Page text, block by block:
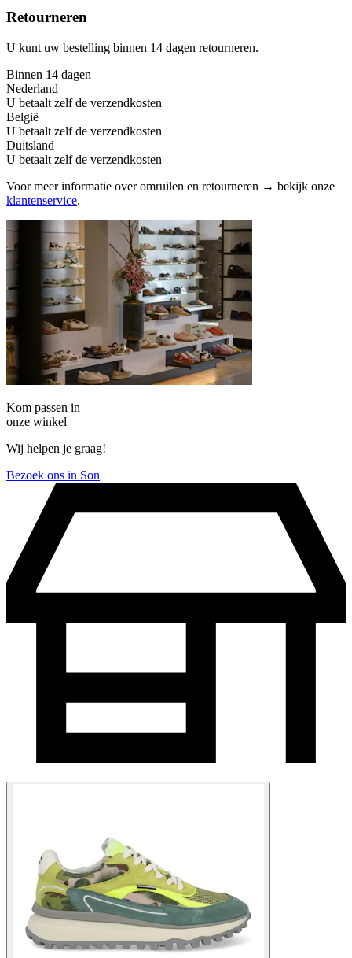
Retourneren
U kunt uw bestelling binnen 14 dagen retourneren.
Binnen 14 dagen
Nederland
U betaalt zelf de verzendkosten
België
U betaalt zelf de verzendkosten
Duitsland
U betaalt zelf de verzendkosten
Voor meer informatie over omruilen en retourneren → bekijk onze
klantenservice.
Kom passen in
onze winkel
Wij helpen je graag!
Bezoek ons in Son